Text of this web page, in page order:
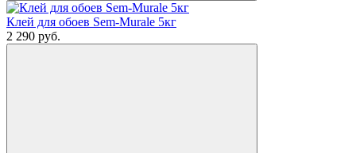
Клей для обоев Sem-Murale 5кг
2 290 руб.